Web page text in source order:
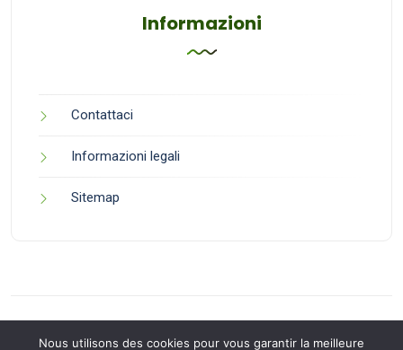
Informazioni
Contattaci
Informazioni legali
Sitemap
Nous utilisons des cookies pour vous garantir la meilleure